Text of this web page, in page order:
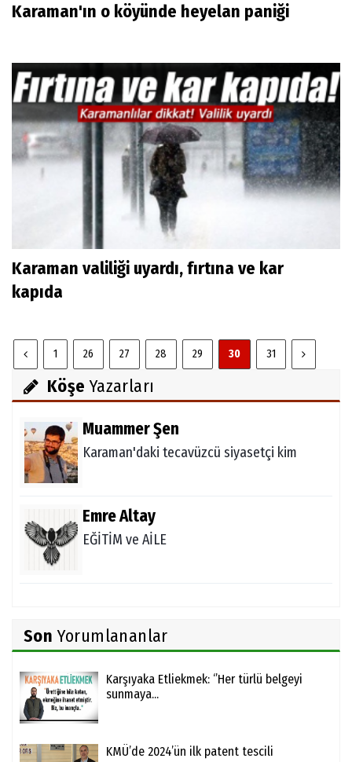
Karaman'ın o köyünde heyelan paniği
Karaman valiliği uyardı, fırtına ve kar
kapıda
1 26 27 28 29 30 31
Köşe Yazarları
Muammer Şen
Karaman'daki tecavüzcü siyasetçi kim
Emre Altay
EĞİTİM ve AİLE
Son Yorumlananlar
Karşıyaka Etliekmek: ‘’Her türlü belgeyi
sunmaya...
KMÜ’de 2024’ün ilk patent tescili